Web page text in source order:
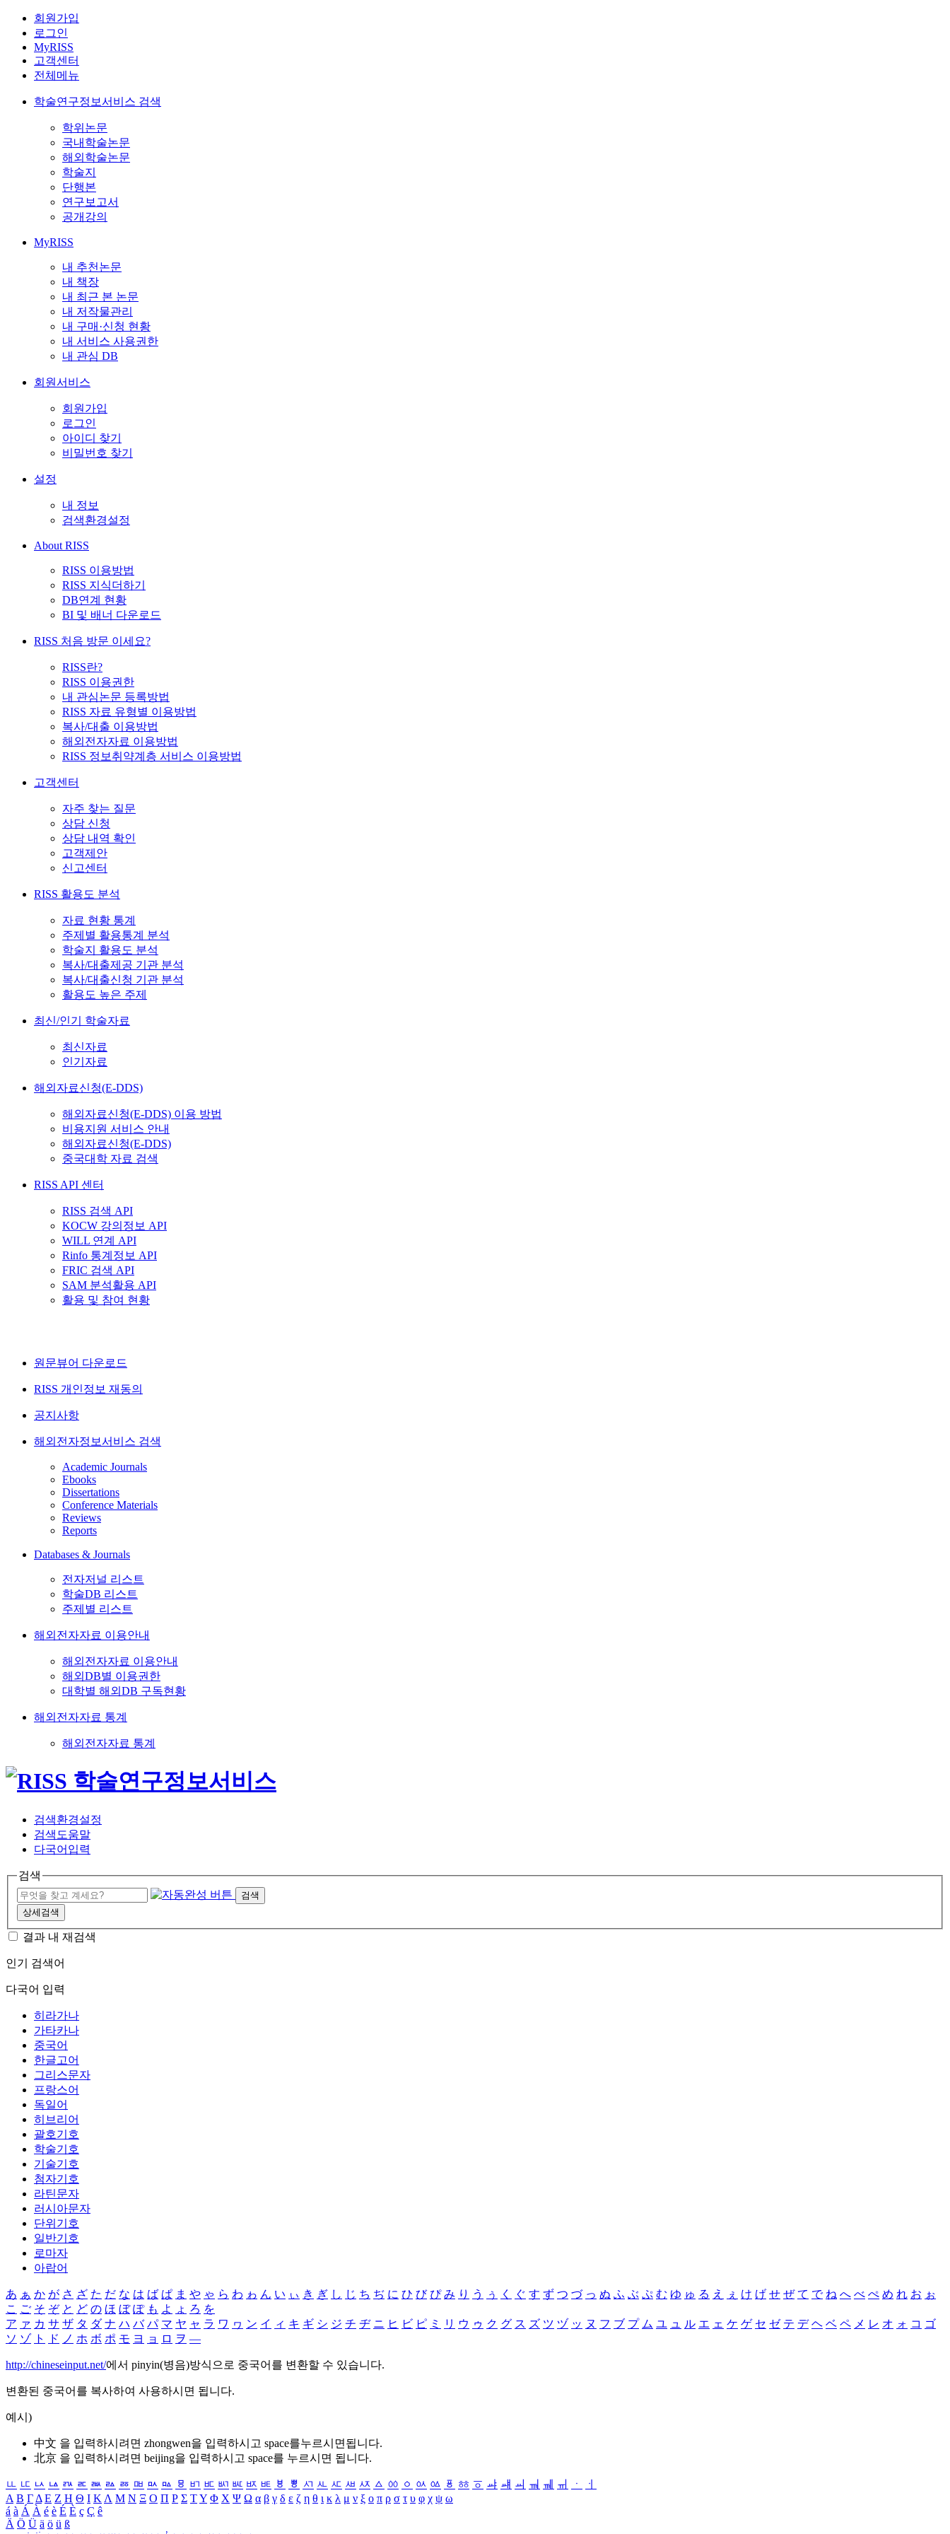
회원가입
로그인
MyRISS
고객센터
전체메뉴
학술연구정보서비스 검색
학위논문
국내학술논문
해외학술논문
학술지
단행본
연구보고서
공개강의
MyRISS
내 추천논문
내 책장
내 최근 본 논문
내 저작물관리
내 구매·신청 현황
내 서비스 사용권한
내 관심 DB
회원서비스
회원가입
로그인
아이디 찾기
비밀번호 찾기
설정
내 정보
검색환경설정
About RISS
RISS 이용방법
RISS 지식더하기
DB연계 현황
BI 및 배너 다운로드
RISS 처음 방문 이세요?
RISS란?
RISS 이용권한
내 관심논문 등록방법
RISS 자료 유형별 이용방법
복사/대출 이용방법
해외전자자료 이용방법
RISS 정보취약계층 서비스 이용방법
고객센터
자주 찾는 질문
상담 신청
상담 내역 확인
고객제안
신고센터
RISS 활용도 분석
자료 현황 통계
주제별 활용통계 분석
학술지 활용도 분석
복사/대출제공 기관 분석
복사/대출신청 기관 분석
활용도 높은 주제
최신/인기 학술자료
최신자료
인기자료
해외자료신청(E-DDS)
해외자료신청(E-DDS) 이용 방법
비용지원 서비스 안내
해외자료신청(E-DDS)
중국대학 자료 검색
RISS API 센터
RISS 검색 API
KOCW 강의정보 API
WILL 연계 API
Rinfo 통계정보 API
FRIC 검색 API
SAM 분석활용 API
활용 및 참여 현황
원문뷰어 다운로드
RISS 개인정보 재동의
공지사항
해외전자정보서비스 검색
Academic Journals
Ebooks
Dissertations
Conference Materials
Reviews
Reports
Databases & Journals
전자저널 리스트
학술DB 리스트
주제별 리스트
해외전자자료 이용안내
해외전자자료 이용안내
해외DB별 이용권한
대학별 해외DB 구독현황
해외전자자료 통계
해외전자자료 통계
검색환경설정
검색도움말
다국어입력
검색
검색
상세검색
결과 내 재검색
인기 검색어
다국어 입력
히라가나
가타카나
중국어
한글고어
그리스문자
프랑스어
독일어
히브리어
괄호기호
학술기호
기술기호
첨자기호
라틴문자
러시아문자
단위기호
일반기호
로마자
아랍어
あ ぁ か が さ ざ た だ な は ば ぱ ま や ゃ ら わ ゎ ん い ぃ き ぎ し じ ち ぢ に ひ び ぴ み り う ぅ く ぐ す ず つ づ っ ぬ ふ ぶ ぷ む ゆ ゅ る え ぇ け げ せ ぜ て で ね へ べ ぺ め れ お ぉ
こ ご そ ぞ と ど の ほ ぼ ぽ も よ ょ ろ を
ア ァ カ サ ザ タ ダ ナ ハ バ パ マ ヤ ャ ラ ワ ヮ ン イ ィ キ ギ シ ジ チ ヂ ニ ヒ ビ ピ ミ リ ウ ゥ ク グ ス ズ ツ ヅ ッ ヌ フ ブ プ ム ユ ュ ル エ ェ ケ ゲ セ ゼ テ デ ヘ ベ ペ メ レ オ ォ コ ゴ
ソ ゾ ト ド ノ ホ ボ ポ モ ヨ ョ ロ ヲ ―
http://chineseinput.net/에서 pinyin(병음)방식으로 중국어를 변환할 수 있습니다.
변환된 중국어를 복사하여 사용하시면 됩니다.
예시)
中文 을 입력하시려면 zhongwen을 입력하시고 space를누르시면됩니다.
北京 을 입력하시려면 beijing을 입력하시고 space를 누르시면 됩니다.
ㅥ ㅦ ㅧ ㅨ ㅩ ㅪ ㅫ ㅬ ㅭ ㅮ ㅯ ㅰ ㅱ ㅲ ㅳ ㅴ ㅵ ㅶ ㅷ ㅸ ㅹ ㅺ ㅻ ㅼ ㅽ ㅾ ㅿ ㆀ ㆁ ㆂ ㆃ ㆄ ㆅ ㆆ ㆇ ㆈ ㆉ ㆊ ㆋ ㆌ ㆍ
ㆎ
Α Β ΓΔ Ε Ζ Η Θ Ι ΚΛ Μ Ν Ξ Ο Π Ρ Σ ΤΥ Φ Χ Ψ Ω α β γ δ ε ζ η θ ι κ λ μ ν ξ ο π ρ σ τ υ φ χ ψ ω
á à Á À é è É È ç Ç ê
Ä Ö Ü ä ö ü ß